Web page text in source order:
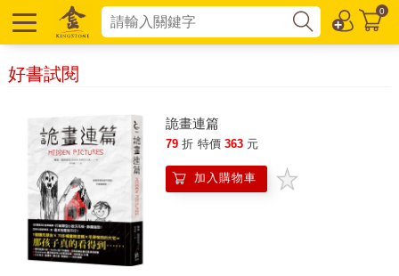
0
好書試閱
詭畫連篇
79 折 特價 363 元
加入購物車